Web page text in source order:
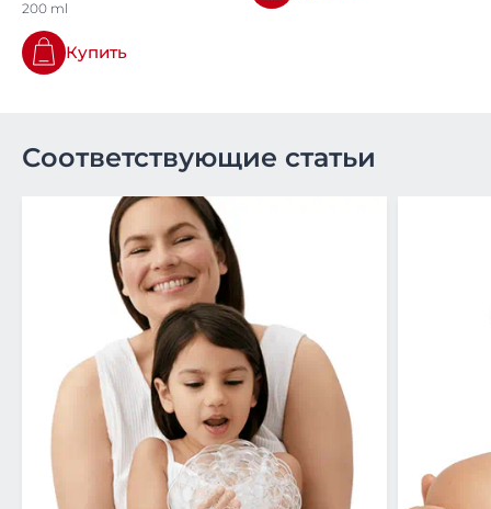
200 ml
Купить
Соответствующие статьи